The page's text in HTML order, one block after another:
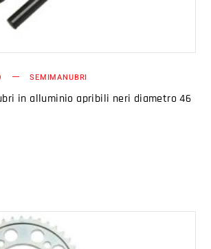
SEMIMANUBRI
in alluminio apribili neri diametro 46